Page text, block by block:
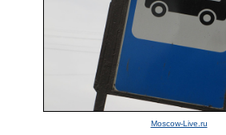
Moscow-Live.ru